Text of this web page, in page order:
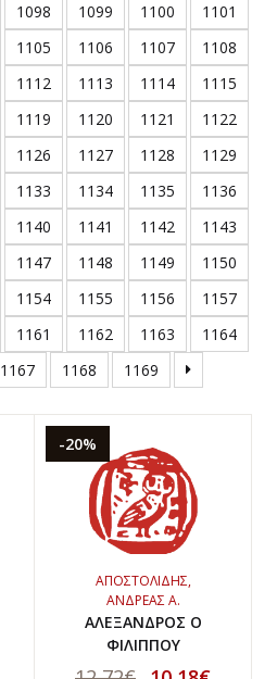
1098 1099 1100
1101
1105 1106 1107
1108
1112 1113 1114
1115
1119 1120 1121
1122
1126 1127 1128
1129
1133 1134 1135
1136
1140 1141 1142
1143
1147 1148 1149
1150
1154 1155 1156
1157
1161 1162 1163
1164
1167 1168 1169
-20%
ΑΠΟΣΤΟΛΙΔΗΣ,
ΑΝΔΡΕΑΣ Α.
ΑΛΕΞΑΝΔΡΟΣ Ο
ΦΙΛΙΠΠΟΥ